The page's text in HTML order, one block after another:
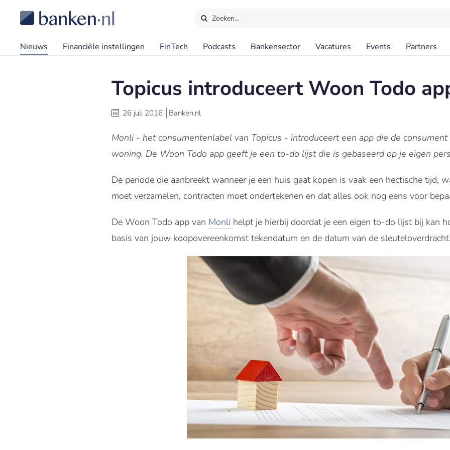
Zoeken…
Nieuws Financiële instellingen FinTech Podcasts Bankensector Vacatures Events Partners
Topicus introduceert Woon Todo
26 juli 2016 Banken.nl
Monli - het consumentenlabel van Topicus - introduceert een app die de
woning. De Woon Todo app geeft je een to-do lijst die is gebaseerd op je eigen
De periode die aanbreekt wanneer je een huis gaat kopen is vaak een hectische tijd,
moet verzamelen, contracten moet ondertekenen en dat alles ook nog eens voor
De Woon Todo app van Monli helpt je hierbij doordat je een eigen to-do lijst bij kan
basis van jouw koopovereenkomst tekendatum en de datum van de